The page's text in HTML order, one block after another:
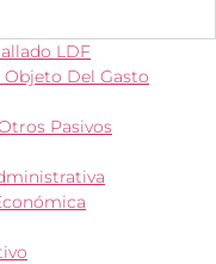
LDF
Del Gasto
Pasivos